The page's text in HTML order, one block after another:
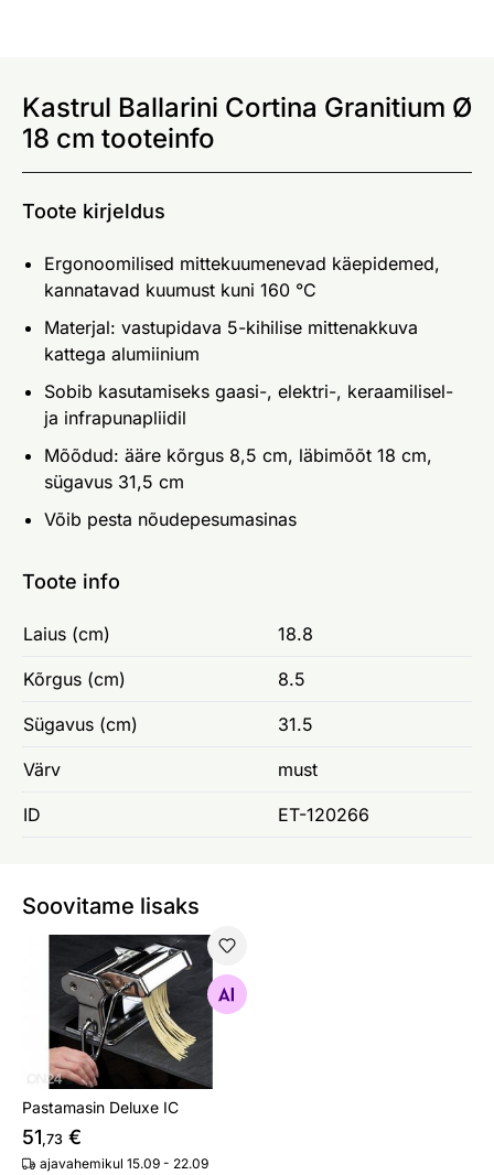
Kastrul Ballarini Cortina Granitium Ø
18 cm tooteinfo
Toote kirjeldus
Ergonoomilised mittekuumenevad käepidemed,
kannatavad kuumust kuni 160 °C
Materjal: vastupidava 5-kihilise mittenakkuva
kattega alumiinium
Sobib kasutamiseks gaasi-, elektri-, keraamilisel-
ja infrapunapliidil
Mõõdud: ääre kõrgus 8,5 cm, läbimõõt 18 cm,
sügavus 31,5 cm
Võib pesta nõudepesumasinas
Toote info
Laius (cm) 18.8
Kõrgus (cm) 8.5
Sügavus (cm) 31.5
Värv must
ID ET-120266
Soovitame lisaks
Pastamasin Deluxe IC
Otsi sarnaseid
Pastamasin Deluxe IC
51,73 €
ajavahemikul 15.09 - 22.09